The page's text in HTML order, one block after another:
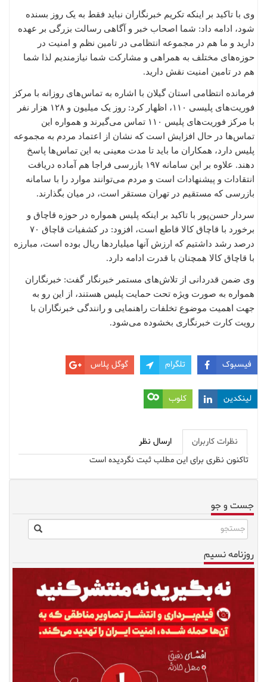
وی با تاکید بر اینکه تکریم خبرنگاران نباید فقط به یک روز بسنده
شود، ادامه داد: شما اصحاب خبر و آگاهی رسالت بزرگی بر عهده
دارید و ما هم در مجموعه انتظامی در تامین نظم و امنیت در
حوزه‌های مختلف به همراهی و مشارکت شما نیازمندیم لذا شما
هم در تامین امنیت نقش دارید.
فرمانده انتظامی استان گیلان با اشاره به تماس‌های روزانه با مرکز
فوریت‌های پلیسی ۱۱۰، اظهار کرد: روز یک میلیون و ۱۲۸ هزار نفر
با مرکز فوریت‌های پلیس ۱۱۰ تماس می‌گیرند و همواره این
تماس‌ها در حال افزایش است که نشان از اعتماد مردم به مجموعه
پلیس دارد، همکاران ما باید تا مدت معینی به این تماس‌ها پاسخ
دهند. علاوه بر این سامانه ۱۹۷ بازرسی فراجا هم آماده دریافت
انتقادات و پیشنهادات است و مردم ‌می‌توانند موارد را با سامانه
بازرسی که مستقیم در تهران مستقر است، در میان بگذارند.
سردار حسن‌پور با تاکید بر اینکه پلیس همواره در حوزه قاچاق و
برخورد با قاچاق کالا قاطع است، افزود: در کشفیات قاچاق ۷۰
درصد رشد داشتیم که ارزش آنها میلیاردها ریال بوده است، مبارزه
با قاچاق کالا همچنان با قدرت ادامه دارد.
وی ضمن قدردانی از تلاش‌های مستمر خبرنگار گفت: خبرنگاران
همواره به صورت ویژه تحت حمایت پلیس هستند، از این رو به
جهت اهمیت موضوع تخلفات راهنمایی و رانندگی خبرنگاران با
رویت کارت خبرنگاری بخشوده می‌شود.
فیسبوک تلگرام گوگل پلاس
لینکدین کلوب
نظرات کاربران
ارسال نظر
تاکنون نظری برای این مطلب ثبت نگردیده است
جست و جو
روزنامه نسیم